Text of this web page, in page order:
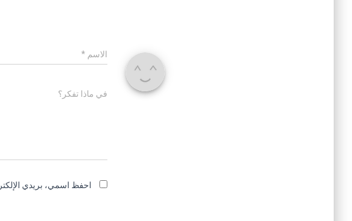
الاسم *
في ماذا تفكر؟
احفظ اسمي، بريدي